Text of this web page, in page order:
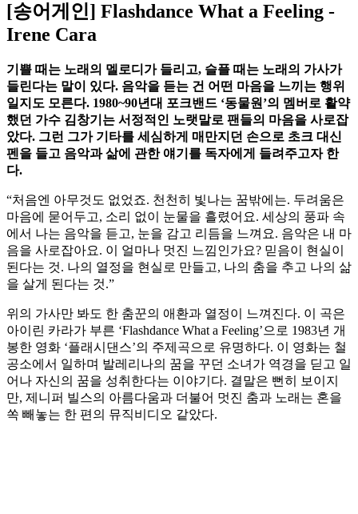
[송어게인] Flashdance What a Feeling -
Irene Cara
기쁠 때는 노래의 멜로디가 들리고, 슬플 때는 노래의 가사가
들린다는 말이 있다. 음악을 듣는 건 어떤 마음을 느끼는 행위
일지도 모른다. 1980~90년대 포크밴드 ‘동물원’의 멤버로 활약
했던 가수 김창기는 서정적인 노랫말로 팬들의 마음을 사로잡
았다. 그런 그가 기타를 세심하게 매만지던 손으로 초크 대신
펜을 들고 음악과 삶에 관한 얘기를 독자에게 들려주고자 한
다.
“처음엔 아무것도 없었죠. 천천히 빛나는 꿈밖에는. 두려움은
마음에 묻어두고, 소리 없이 눈물을 흘렸어요. 세상의 풍파 속
에서 나는 음악을 듣고, 눈을 감고 리듬을 느껴요. 음악은 내 마
음을 사로잡아요. 이 얼마나 멋진 느낌인가요? 믿음이 현실이
된다는 것. 나의 열정을 현실로 만들고, 나의 춤을 추고 나의 삶
을 살게 된다는 것.”
위의 가사만 봐도 한 춤꾼의 애환과 열정이 느껴진다. 이 곡은
아이린 카라가 부른 ‘Flashdance What a Feeling’으로 1983년 개
봉한 영화 ‘플래시댄스’의 주제곡으로 유명하다. 이 영화는 철
공소에서 일하며 발레리나의 꿈을 꾸던 소녀가 역경을 딛고 일
어나 자신의 꿈을 성취한다는 이야기다. 결말은 뻔히 보이지
만, 제니퍼 빌스의 아름다움과 더불어 멋진 춤과 노래는 혼을
쏙 빼놓는 한 편의 뮤직비디오 같았다.